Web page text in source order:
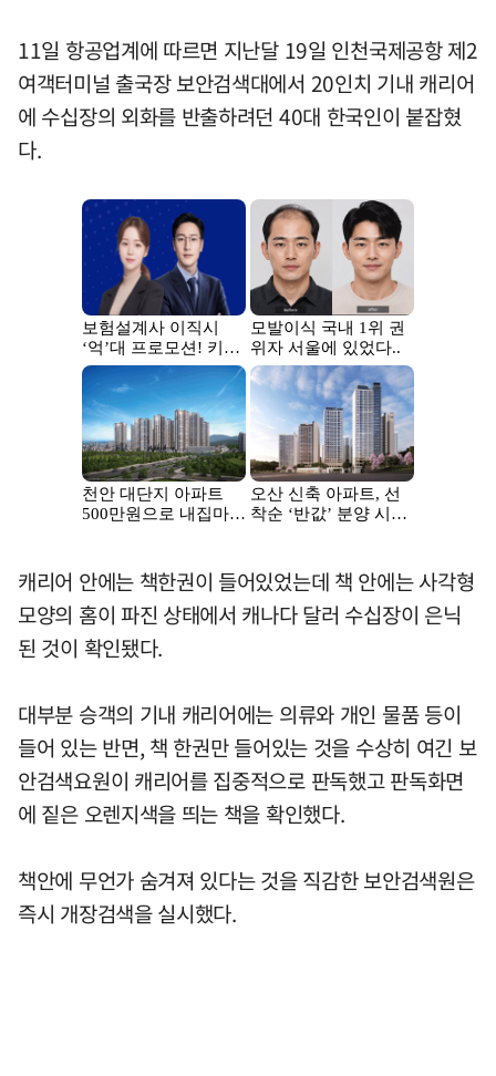
11일 항공업계에 따르면 지난달 19일 인천국제공항 제2
여객터미널 출국장 보안검색대에서 20인치 기내 캐리어
에 수십장의 외화를 반출하려던 40대 한국인이 붙잡혔
다.
캐리어 안에는 책한권이 들어있었는데 책 안에는 사각형
모양의 홈이 파진 상태에서 캐나다 달러 수십장이 은닉
된 것이 확인됐다.
대부분 승객의 기내 캐리어에는 의류와 개인 물품 등이
들어 있는 반면, 책 한권만 들어있는 것을 수상히 여긴 보
안검색요원이 캐리어를 집중적으로 판독했고 판독화면
에 짙은 오렌지색을 띄는 책을 확인했다.
책안에 무언가 숨겨져 있다는 것을 직감한 보안검색원은
즉시 개장검색을 실시했다.